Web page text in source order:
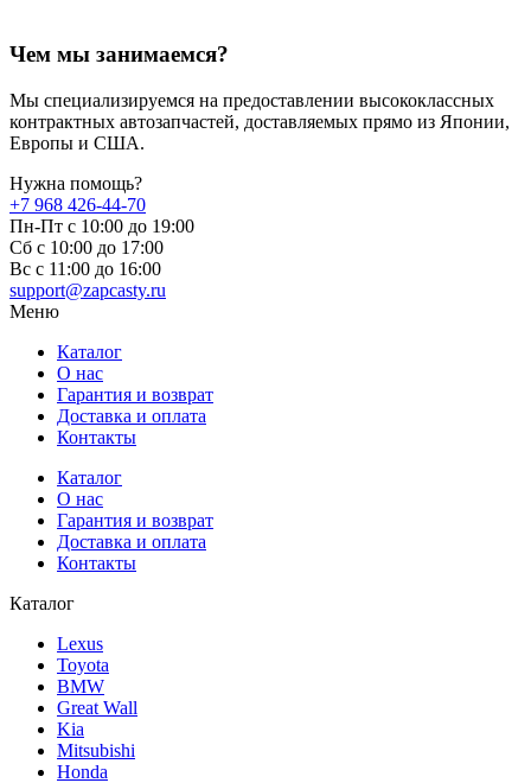
Чем мы занимаемся?
Мы специализируемся на предоставлении высококлассных
контрактных автозапчастей, доставляемых прямо из Японии,
Европы и США.
Нужна помощь?
+7 968 426-44-70
Пн-Пт с 10:00 до 19:00
Сб с 10:00 до 17:00
Вс c 11:00 до 16:00
support@zapcasty.ru
Меню
Каталог
О нас
Гарантия и возврат
Доставка и оплата
Контакты
Каталог
О нас
Гарантия и возврат
Доставка и оплата
Контакты
Каталог
Lexus
Toyota
BMW
Great Wall
Kia
Mitsubishi
Honda